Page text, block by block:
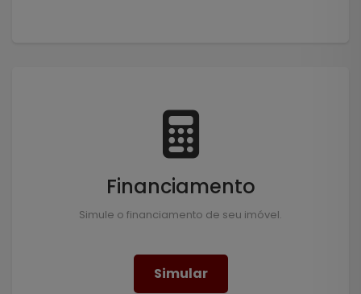
Financiamento
Simule o financiamento de seu imóvel.
Simular